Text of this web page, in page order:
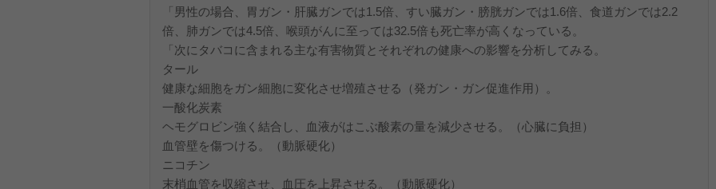
「男性の場合、胃ガン・肝臓ガンでは1.5倍、すい臓ガン・膀胱ガンでは1.6倍、食道ガンでは2.2
倍、肺ガンでは4.5倍、喉頭がんに至っては32.5倍も死亡率が高くなっている。
「次にタバコに含まれる主な有害物質とそれぞれの健康への影響を分析してみる。
タール
健康な細胞をガン細胞に変化させ増殖させる（発ガン・ガン促進作用）。
一酸化炭素
ヘモグロビン強く結合し、血液がはこぶ酸素の量を減少させる。（心臓に負担）
血管壁を傷つける。（動脈硬化）
ニコチン
末梢血管を収縮させ、血圧を上昇させる。（動脈硬化）